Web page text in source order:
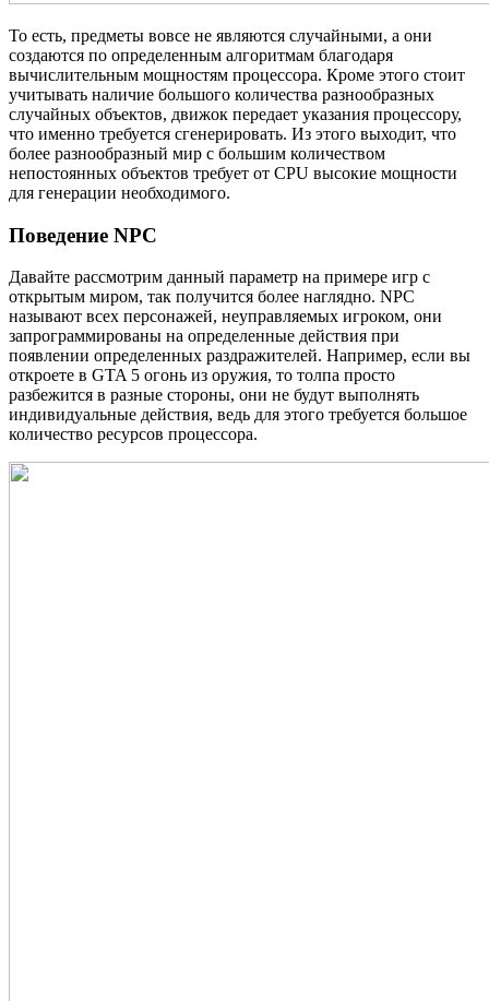
То есть, предметы вовсе не являются случайными, а они
создаются по определенным алгоритмам благодаря
вычислительным мощностям процессора. Кроме этого стоит
учитывать наличие большого количества разнообразных
случайных объектов, движок передает указания процессору,
что именно требуется сгенерировать. Из этого выходит, что
более разнообразный мир с большим количеством
непостоянных объектов требует от CPU высокие мощности
для генерации необходимого.
Поведение NPC
Давайте рассмотрим данный параметр на примере игр с
открытым миром, так получится более наглядно. NPC
называют всех персонажей, неуправляемых игроком, они
запрограммированы на определенные действия при
появлении определенных раздражителей. Например, если вы
откроете в GTA 5 огонь из оружия, то толпа просто
разбежится в разные стороны, они не будут выполнять
индивидуальные действия, ведь для этого требуется большое
количество ресурсов процессора.